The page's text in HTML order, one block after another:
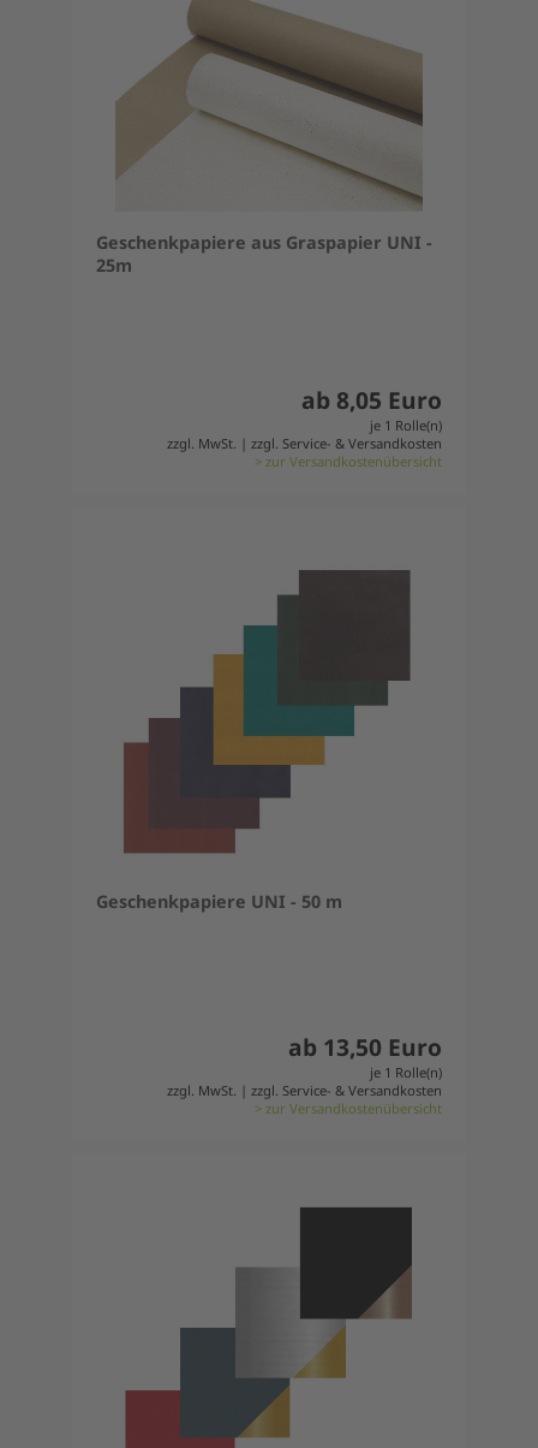
Geschenkpapiere aus Graspapier UNI -
25m
ab 8,05 Euro
je 1 Rolle(n)
zzgl. MwSt. | zzgl. Service- & Versandkosten
> zur Versandkostenübersicht
Geschenkpapiere UNI - 50 m
ab 13,50 Euro
je 1 Rolle(n)
zzgl. MwSt. | zzgl. Service- & Versandkosten
> zur Versandkostenübersicht